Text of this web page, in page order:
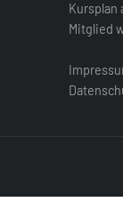
Kursplan
Mitglied